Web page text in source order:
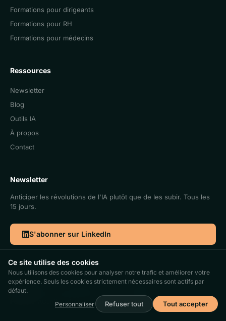
Formations pour dirigeants
Formations pour RH
Formations pour médecins
Ressources
Newsletter
Blog
Outils IA
À propos
Contact
Newsletter
Anticiper les révolutions de l'IA plutôt que de les subir. Tous les
15 jours.
S'abonner sur LinkedIn
©2026. Cercle IA | Antidote SRL | BCE 0773.969.928
FR|EN
ConfidentialitéConditions générales Gérer les cookies
Ce site utilise des cookies
Nous utilisons des cookies pour analyser notre trafic et améliorer votre
expérience. Seuls les cookies strictement nécessaires sont actifs par
défaut.
Personnaliser
Refuser tout Tout accepter